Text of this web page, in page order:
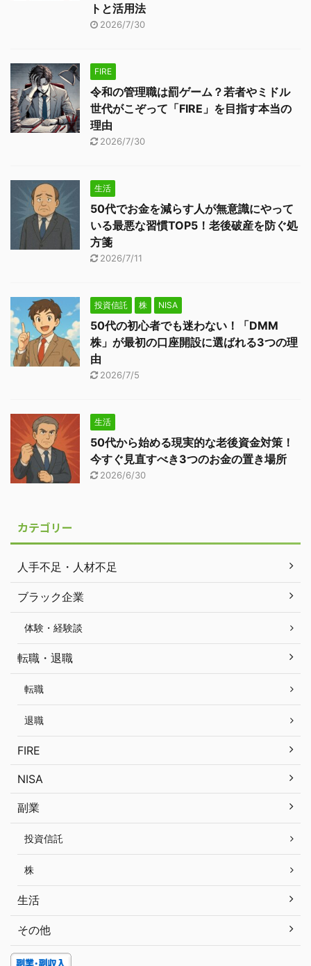
トと活用法
2026/7/30
FIRE
令和の管理職は罰ゲーム？若者やミドル
世代がこぞって「FIRE」を目指す本当の
理由
2026/7/30
生活
50代でお金を減らす人が無意識にやって
いる最悪な習慣TOP5！老後破産を防ぐ処
方箋
2026/7/11
投資信託 株 NISA
50代の初心者でも迷わない！「DMM
株」が最初の口座開設に選ばれる3つの理
由
2026/7/5
生活
50代から始める現実的な老後資金対策！
今すぐ見直すべき3つのお金の置き場所
2026/6/30
カテゴリー
人手不足・人材不足
ブラック企業
体験・経験談
転職・退職
転職
退職
FIRE
NISA
副業
投資信託
株
生活
その他